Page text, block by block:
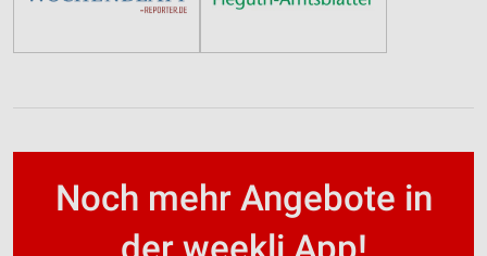
Noch mehr Angebote in